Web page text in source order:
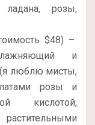
розы,
$48) –
и
люблю мисты,
розы и
кислотой,